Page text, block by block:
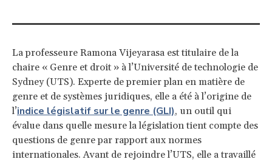
La professeure Ramona Vijeyarasa est titulaire de la
chaire « Genre et droit » à l’Université de technologie de
Sydney (UTS). Experte de premier plan en matière de
genre et de systèmes juridiques, elle a été à l’origine de
l’indice législatif sur le genre (GLI), un outil qui
évalue dans quelle mesure la législation tient compte des
questions de genre par rapport aux normes
internationales. Avant de rejoindre l’UTS, elle a travaillé